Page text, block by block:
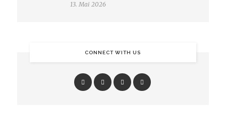
13. Mai 2026
CONNECT WITH US